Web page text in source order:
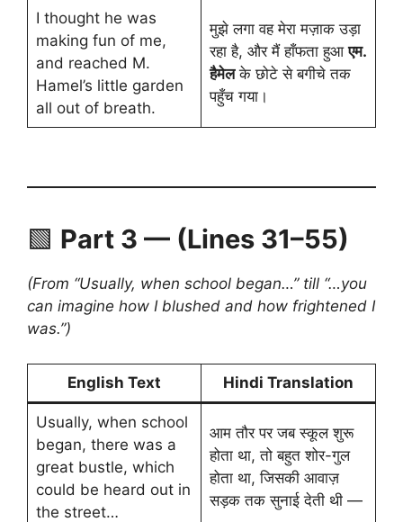
I thought he was
making fun of me,
and reached M.
Hamel’s little garden
all out of breath.
मुझे लगा वह मेरा मज़ाक उड़ा
रहा है, और मैं हाँफता हुआएम.
हैमेलके छोटे से बगीचे तक
पहुँच गया।
🟩 Part 3 — (Lines 31–55)
(From “Usually, when school began…” till “…you
can imagine how I blushed and how frightened I
was.”)
English Text Hindi Translation
Usually, when school
began, there was a
great bustle, which
could be heard out in
the street…
आम तौर पर जब स्कूल शुरू
होता था, तो बहुत शोर-गुल
होता था, जिसकी आवाज़
सड़क तक सुनाई देती थी —